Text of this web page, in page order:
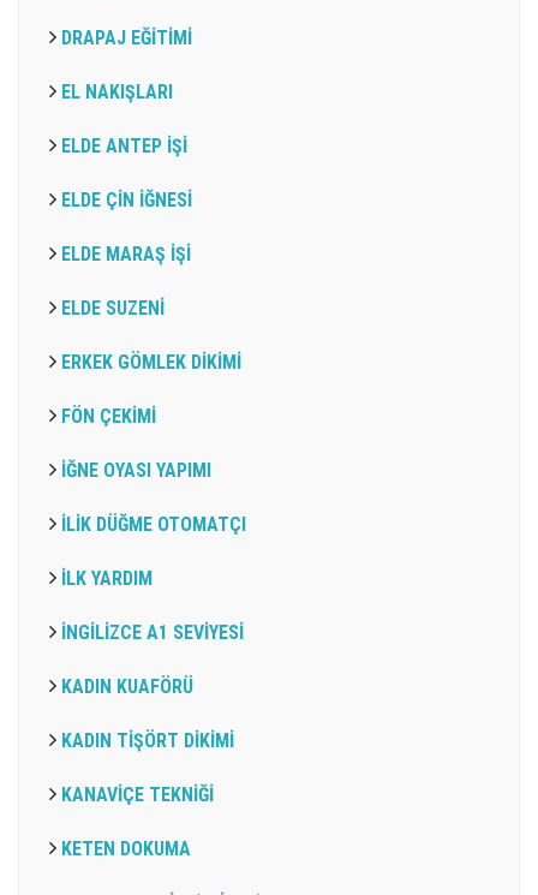
DRAPAJ EĞİTİMİ
EL NAKIŞLARI
ELDE ANTEP İŞİ
ELDE ÇİN İĞNESİ
ELDE MARAŞ İŞİ
ELDE SUZENİ
ERKEK GÖMLEK DİKİMİ
FÖN ÇEKİMİ
İĞNE OYASI YAPIMI
İLİK DÜĞME OTOMATÇI
İLK YARDIM
İNGİLİZCE A1 SEVİYESİ
KADIN KUAFÖRÜ
KADIN TİŞÖRT DİKİMİ
KANAVİÇE TEKNİĞİ
KETEN DOKUMA